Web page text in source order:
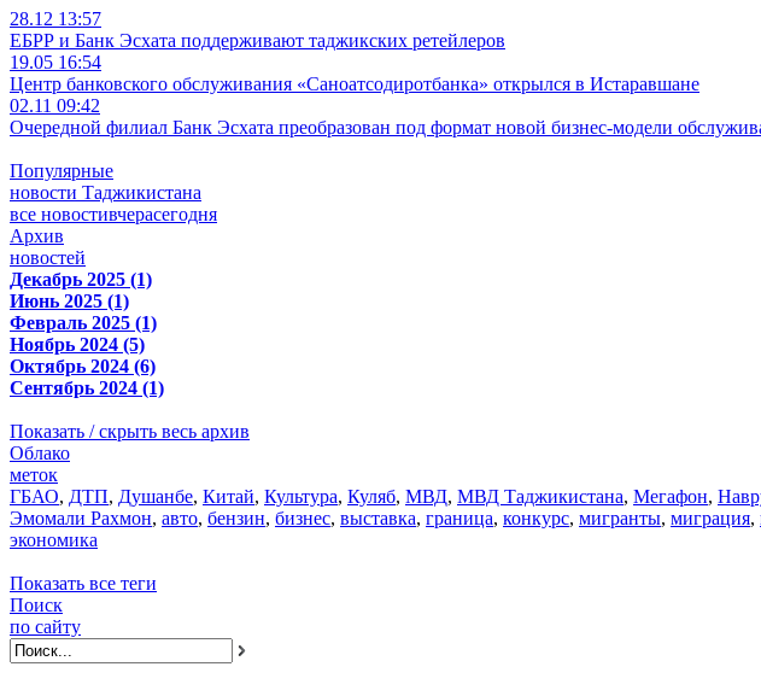
28.12 13:57
ЕБРР и Банк Эсхата поддерживают таджикских ретейлеров
19.05 16:54
Центр банковского обслуживания «Саноатсодиротбанка» открылся в Истаравшане
02.11 09:42
Очередной филиал Банк Эсхата преобразован под формат новой бизнес-модели
Популярные
новости Таджикистана
все новостивчерасегодня
Архив
новостей
Декабрь 2025 (1)
Июнь 2025 (1)
Февраль 2025 (1)
Ноябрь 2024 (5)
Октябрь 2024 (6)
Сентябрь 2024 (1)
Показать / скрыть весь архив
Облако
меток
ГБАО, ДТП, Душанбе, Китай, Культура, Куляб, МВД, МВД Таджикистана, Мегафон,
Эмомали Рахмон, авто, бензин, бизнес, выставка, граница, конкурс, мигранты, миграция,
экономика
Показать все теги
Поиск
по сайту